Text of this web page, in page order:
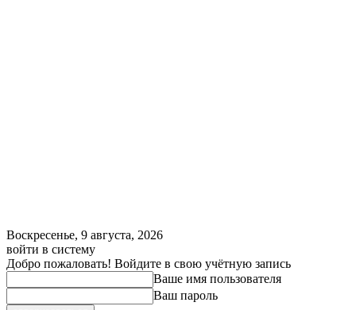
Воскресенье, 9 августа, 2026
войти в систему
Добро пожаловать! Войдите в свою учётную запись
Ваше имя пользователя
Ваш пароль